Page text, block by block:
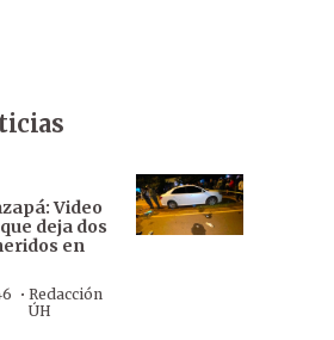
Video
deja dos
en
·Redacción
ÚH